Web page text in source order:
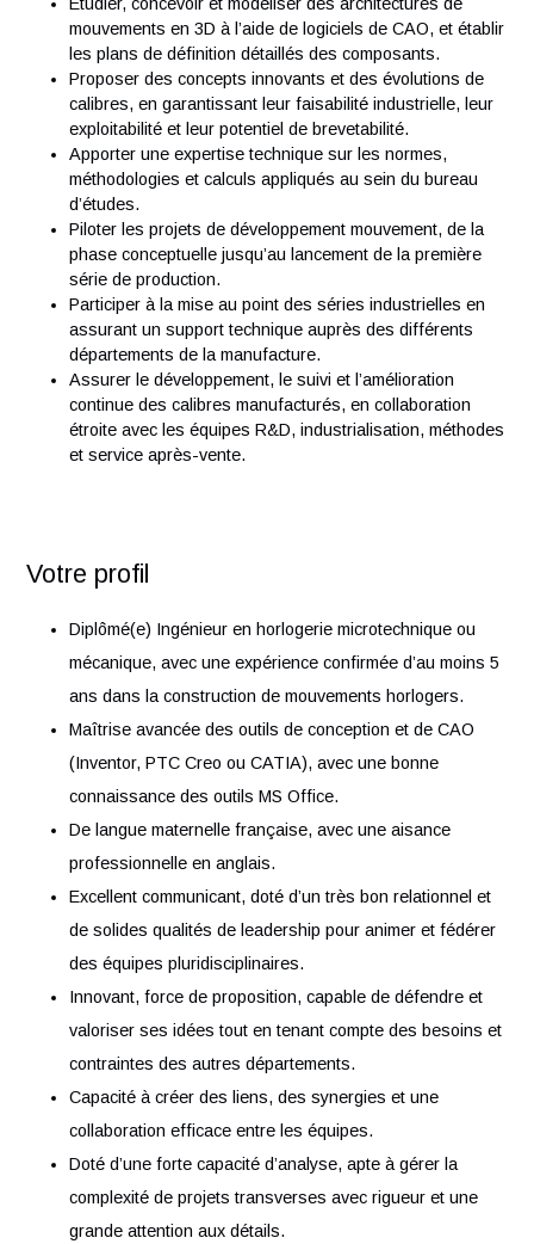
Concevoir et développer des mouvements et
complications horlogères d’exception, du mouvement
industriel aux grandes complications.
Étudier, concevoir et modéliser des architectures de
mouvements en 3D à l’aide de logiciels de CAO, et
les plans de définition détaillés des composants.
Proposer des concepts innovants et des évolutions
calibres, en garantissant leur faisabilité industrielle,
exploitabilité et leur potentiel de brevetabilité.
Apporter une expertise technique sur les normes,
méthodologies et calculs appliqués au sein du bureau
d’études.
Piloter les projets de développement mouvement, de
phase conceptuelle jusqu’au lancement de la
série de production.
Assurer le développement, le suivi et l’amélioration
étroite avec les équipes R&D, industrialisation,
et service après-vente.
Votre profil
mécanique, avec une expérience confirmée d’au
ans dans la construction de mouvements horlogers.
Maîtrise avancée des outils de conception et de CAO
(Inventor, PTC Creo ou CATIA), avec une bonne
connaissance des outils MS Office.
De langue maternelle française, avec une aisance
professionnelle en anglais.
Excellent communicant, doté d’un très bon relationnel
des équipes pluridisciplinaires.